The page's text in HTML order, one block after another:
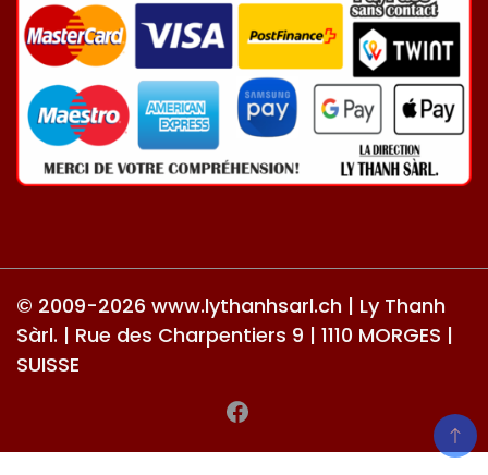
© 2009-2026 www.lythanhsarl.ch | Ly Thanh
Sàrl. | Rue des Charpentiers 9 | 1110 MORGES |
SUISSE